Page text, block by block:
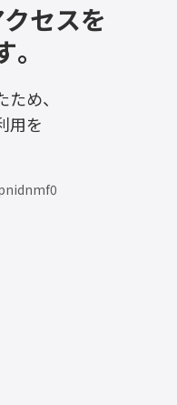
セスを
め、
用を